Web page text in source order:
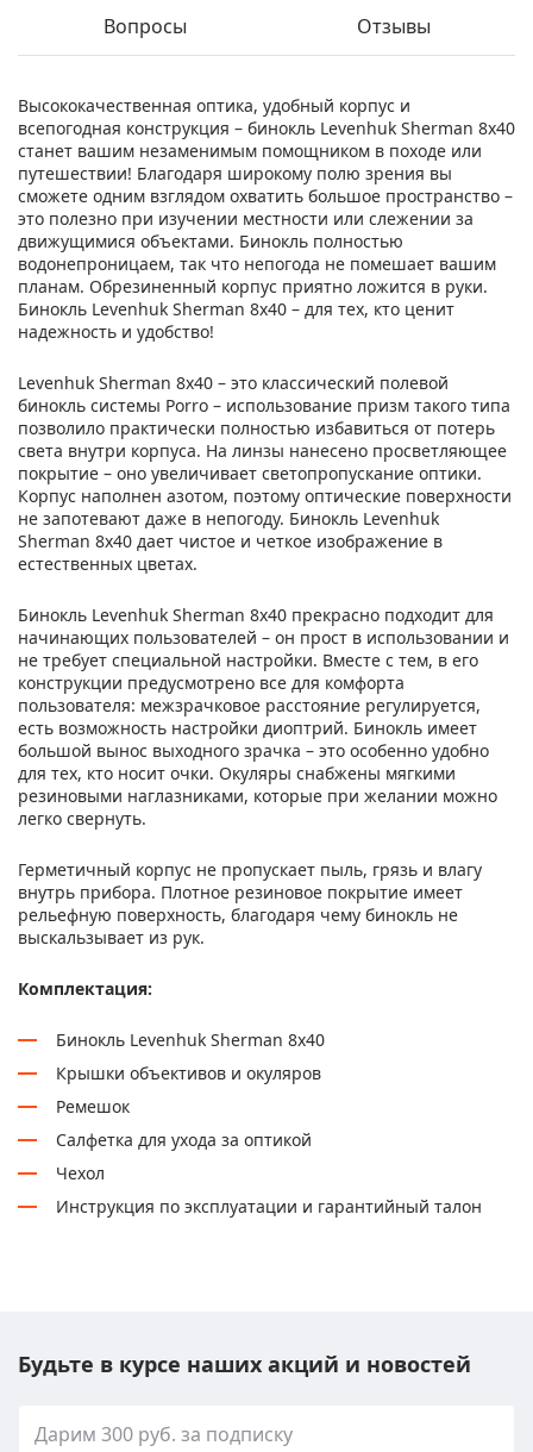
Вопросы Отзывы
Высококачественная оптика, удобный корпус и
всепогодная конструкция – бинокль Levenhuk Sherman 8x40
станет вашим незаменимым помощником в походе или
путешествии! Благодаря широкому полю зрения вы
сможете одним взглядом охватить большое пространство –
это полезно при изучении местности или слежении за
движущимися объектами. Бинокль полностью
водонепроницаем, так что непогода не помешает вашим
планам. Обрезиненный корпус приятно ложится в руки.
Бинокль Levenhuk Sherman 8x40 – для тех, кто ценит
надежность и удобство!
Levenhuk Sherman 8x40 – это классический полевой
бинокль системы Porro – использование призм такого типа
позволило практически полностью избавиться от потерь
света внутри корпуса. На линзы нанесено просветляющее
покрытие – оно увеличивает светопропускание оптики.
Корпус наполнен азотом, поэтому оптические поверхности
не запотевают даже в непогоду. Бинокль Levenhuk
Sherman 8x40 дает чистое и четкое изображение в
естественных цветах.
Бинокль Levenhuk Sherman 8x40 прекрасно подходит для
начинающих пользователей – он прост в использовании и
не требует специальной настройки. Вместе с тем, в его
конструкции предусмотрено все для комфорта
пользователя: межзрачковое расстояние регулируется,
есть возможность настройки диоптрий. Бинокль имеет
большой вынос выходного зрачка – это особенно удобно
для тех, кто носит очки. Окуляры снабжены мягкими
резиновыми наглазниками, которые при желании можно
легко свернуть.
Герметичный корпус не пропускает пыль, грязь и влагу
внутрь прибора. Плотное резиновое покрытие имеет
рельефную поверхность, благодаря чему бинокль не
выскальзывает из рук.
Комплектация:
Бинокль Levenhuk Sherman 8x40
Крышки объективов и окуляров
Ремешок
Салфетка для ухода за оптикой
Чехол
Инструкция по эксплуатации и гарантийный талон
Будьте в курсе наших акций и новостей